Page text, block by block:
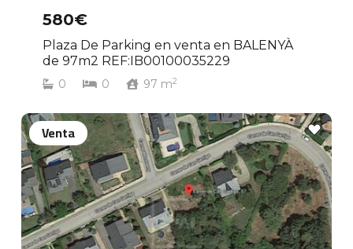
580€
Plaza De Parking en venta en BALENYÀ
de 97m2 REF:IB00100035229
0 0 97 m2
Venta